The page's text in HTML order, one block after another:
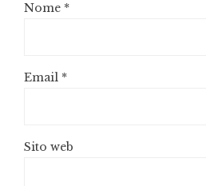
Nome *
Email *
Sito web